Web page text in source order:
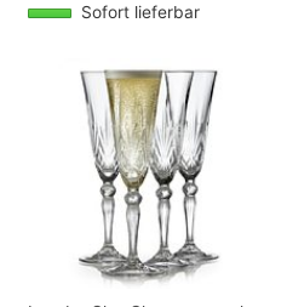
Sofort lieferbar